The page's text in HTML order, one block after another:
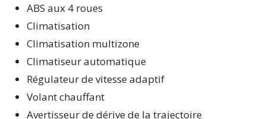
ABS aux 4 roues
Climatisation
Climatisation multizone
Climatiseur automatique
Régulateur de vitesse adaptif
Volant chauffant
Avertisseur de dérive de la trajectoire